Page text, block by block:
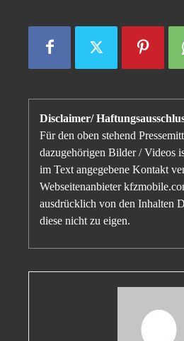
Disclaimer/
Für den oben stehend
dazugehörigen Bilder / Videos
im Text angegebene Kontakt
Webseitenanbieter
ausdrücklich von den Inhalten
diese nicht zu eigen.